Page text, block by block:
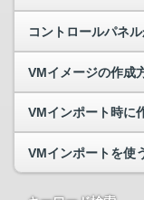
VMイメージの作成
VMインポートを使